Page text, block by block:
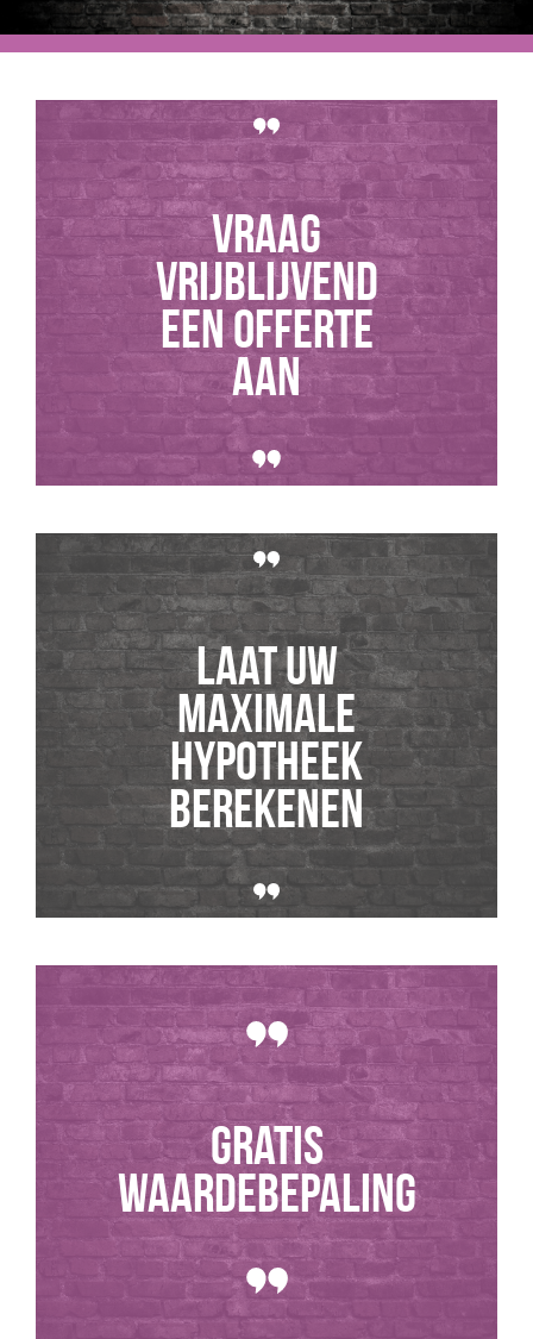
Vraag
vrijblijvend
een offerte
aan
Laat uw
maximale
hypotheek
berekenen
GRATIS
WAARDEBEPALING